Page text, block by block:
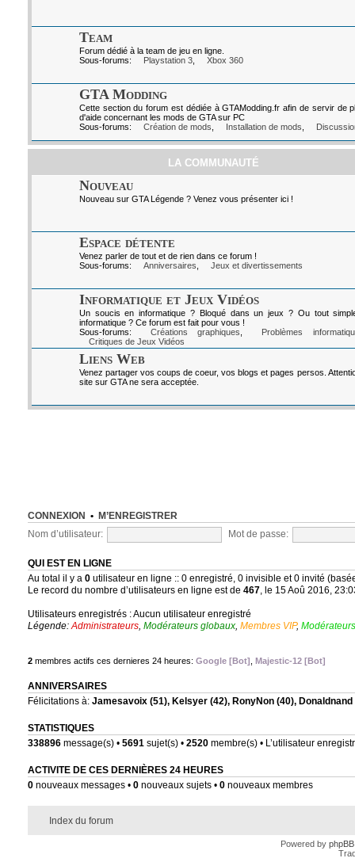
Team
Forum dédié à la team de jeu en ligne.
Sous-forums:
Playstation 3, Xbox 360
GTA Modding
Cette section du forum est dédiée à GTAModding.fr afin de servir de
d'aide concernant les mods de GTA sur PC
Sous-forums:
Création de mods Installation de mods
LA COMMUNAUTÉ
Nouveau
Nouveau sur GTA Légende ? Venez vous présenter ici !
Espace détente
Venez parler de tout et de rien dans ce forum !
Sous-forums:
Anniversaires Jeux et divertissements
Informatique et Jeux Vidéos
Un soucis en informatique ? Bloqué dans un jeux ? Ou tout
informatique ? Ce forum est fait pour vous !
Sous-forums:
Créations graphiques
Problèmes
Critiques de Jeux Vidéos
Liens Web
Venez partager vos coups de coeur, vos blogs et pages persos.
site sur GTA ne sera acceptée.
CONNEXION • M’ENREGISTRER
Nom d’utilisateur: Mot de passe:
QUI EST EN LIGNE
Au total il y a 0utilisateur en ligne :: 0 enregistré, 0 invisible et 0 invité
Le record du nombre d’utilisateurs en ligne est de 467, le 15 Aoû 2016,
Utilisateurs enregistrés : Aucun utilisateur enregistré
Légende:Administrateurs, Modérateurs globaux, Membres VIP,
2membres actifs ces dernieres 24 heures: Google [Bot] Majestic-12 [Bot]
ANNIVERSAIRES
Félicitations à: Jamesavoix(51), Kelsyer(42), RonyNon(40), Donaldnand
STATISTIQUES
338896message(s) • 5691sujet(s) • 2520membre(s) • L’utilisateur
ACTIVITE DE CES DERNIÈRES 24 HEURES
0nouveaux messages • 0nouveaux sujets • 0nouveaux membres
Index du forum
Powered by phpBB